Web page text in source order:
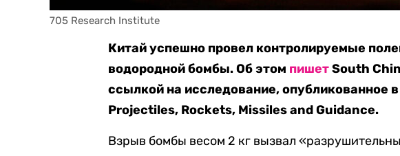
705 Research Institute
Китай успешно провел контролируемые
водородной бомбы. Об этом пишетSouth
ссылкой на исследование, опубликованное
Projectiles, Rockets, Missiles and Guidance.
Взрыв бомбы весом 2 кг вызвал